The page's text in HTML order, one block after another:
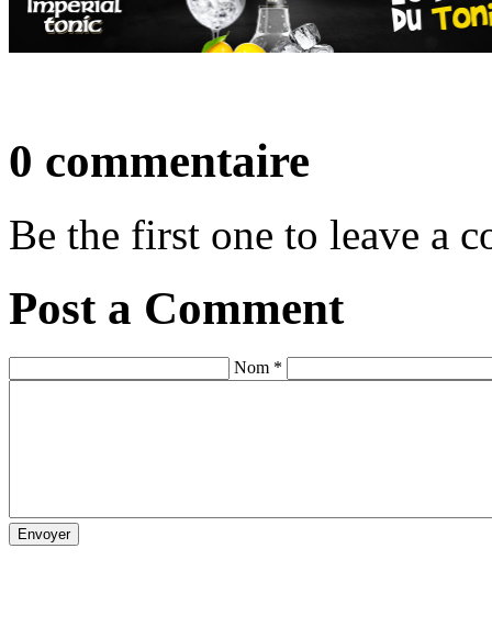
0 commentaire
Be the first one to leave a
Post a Comment
Nom *